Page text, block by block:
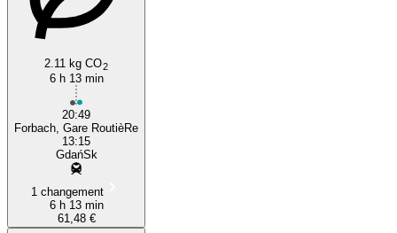
2.11 kg CO2
6 h 13 min
20:49
Forbach, Gare RoutièRe
13:15
GdańSk
1 changement
6 h 13 min
61,48 €